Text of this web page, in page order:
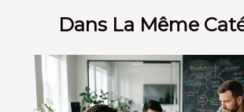
Dans La Même